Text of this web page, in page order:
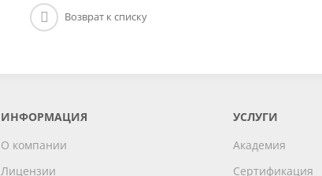
Возврат к списку
ИНФОРМАЦИЯ
О компании
Лицензии
УСЛУГИ
Академия
Сертификация